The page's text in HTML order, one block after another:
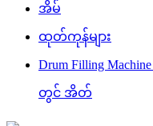
အိမ်
ထုတ်ကုန်များ
Drum Filling
တွင် အိတ်